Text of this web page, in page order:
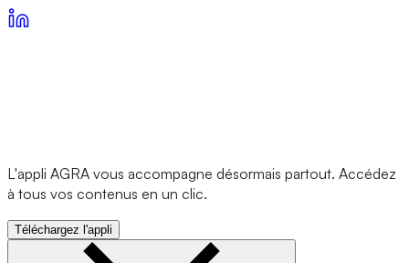
L'appli AGRA vous accompagne désormais partout. Accédez
à tous vos contenus en un clic.
Téléchargez l'appli